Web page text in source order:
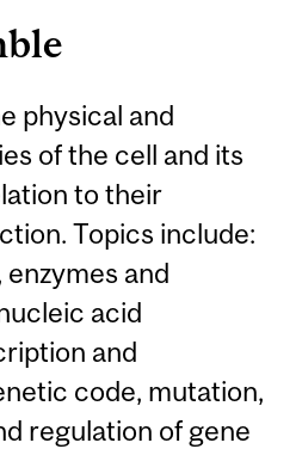
physical and
of the cell and its
to their
Topics include:
and
acid
and
code, mutation,
regulation of gene